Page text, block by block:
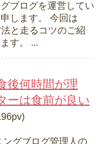
ブログを運営してい
します。 今回は
と走るコツのご紹
す。 ...
後何時間が理
ーは食前が良い
グブログ管理人の